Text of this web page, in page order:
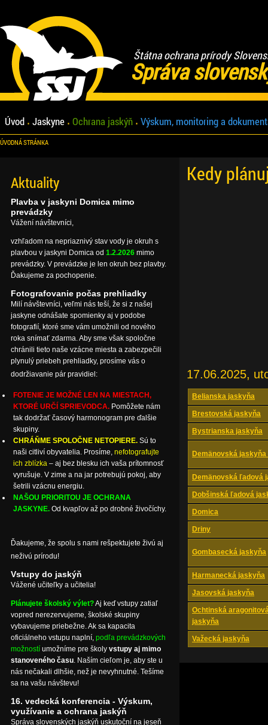
Štátna ochrana prírody
Správa
Úvod Jaskyne Ochrana jaskýň Výskum, monitoring a
ÚVODNÁ STRÁNKA
Kedy
17.06.2025,
Belianska jaskyňa
Brestovská jaskyňa
Bystrianska jaskyňa
Demänovská
Demänovská ľadová
Dobšinská ľadová
Domica
Driny
Gombasecká jaskyňa
Harmanecká jaskyňa
Jasovská jaskyňa
Ochtinská
jaskyňa
Važecká jaskyňa
Aktuality
Plavba v jaskyni Domica mimo
prevádzky
Vážení návštevníci,
vzhľadom na nepriaznivý stav vody je okruh s
plavbou v jaskyni Domica od 1.2.2026 mimo
prevádzky. V prevádzke je len okruh bez plavby.
Ďakujeme za pochopenie.
Fotografovanie počas prehliadky
Milí návštevníci, veľmi nás teší, že si z našej
jaskyne odnášate spomienky aj v podobe
fotografií, ktoré sme vám umožnili od nového
roka snímať zdarma. Aby sme však spoločne
chránili tieto naše vzácne miesta a zabezpečili
plynulý priebeh prehliadky, prosíme vás o
dodržiavanie pár pravidiel:
FOTENIE JE MOŽNÉ LEN NA MIESTACH,
KTORÉ URČÍ SPRIEVODCA. Pomôžete nám
tak dodržať časový harmonogram pre ďalšie
skupiny.
CHRÁŇME SPOLOČNE NETOPIERE. Sú to
naši citliví obyvatelia. Prosíme, nefotografujte
ich zblízka – aj bez blesku ich vaša prítomnosť
vyrušuje. V zime a na jar potrebujú pokoj, aby
šetrili vzácnu energiu.
NAŠOU PRIORITOU JE OCHRANA
JASKYNE. Od kvapľov až po drobné živočíchy.
Ďakujeme, že spolu s nami rešpektujete živú aj
neživú prírodu!
Vstupy do jaskýň
Vážené učiteľky a učitelia!
Plánujete školský výlet?Aj keď vstupy zatiaľ
vopred nerezervujeme, školské skupiny
vybavujeme priebežne. Ak sa kapacita
oficiálneho vstupu naplní, podľa prevádzkových
možností umožníme pre školy vstupy aj mimo
stanoveného času. Naším cieľom je, aby ste u
nás nečakali dlhšie, než je nevyhnutné. Tešíme
sa na vašu návštevu!
16. vedecká konferencia - Výskum,
využívanie a ochrana jaskýň
Správa slovenských jaskýň uskutoční na jeseň